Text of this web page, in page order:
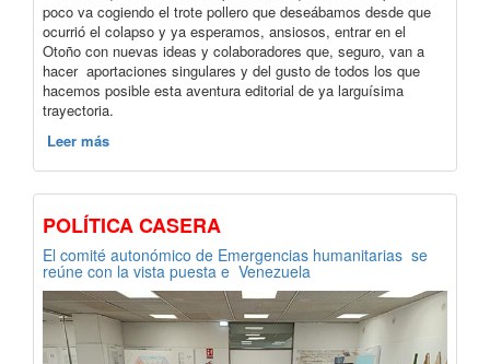
poco va cogiendo el trote pollero que deseábamos desde que
ocurrió el colapso y ya esperamos, ansiosos, entrar en el
Otoño con nuevas ideas y colaboradores que, seguro, van a
hacer aportaciones singulares y del gusto de todos los que
hacemos posible esta aventura editorial de ya larguísima
trayectoria.
Leer más
POLÍTICA CASERA
El comité autonómico de Emergencias humanitarias se
reúne con la vista puesta e Venezuela